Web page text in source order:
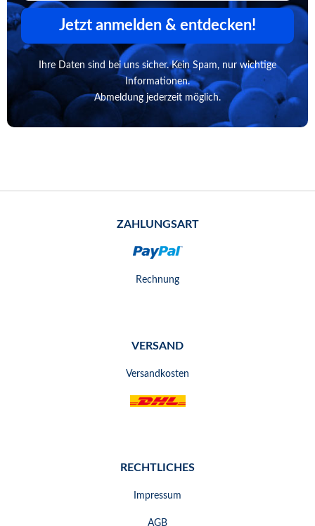
Jetzt anmelden & entdecken!
Ihre Daten sind bei uns sicher. Kein Spam, nur wichtige
Informationen.
Abmeldung jederzeit möglich.
ZAHLUNGSART
Rechnung
VERSAND
Versandkosten
RECHTLICHES
Impressum
AGB